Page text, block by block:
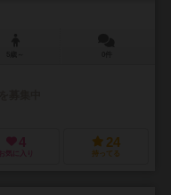
4
お気に入り
24
持ってる